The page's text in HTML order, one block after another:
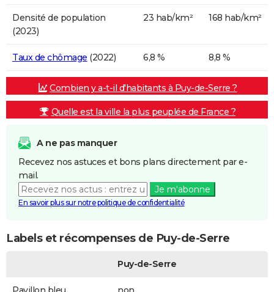
Densité de population
(2023)
23 hab/km² 168 hab/km²
Taux de chômage (2022) 6,8 % 8,8 %
Combien y a-t-il d'habitants à Puy-de-Serre ?
Quelle est la ville la plus peuplée de France ?
A ne pas manquer
Recevez nos astuces et bons plans directement par e-
mail.
Je m'abonne
En savoir plus sur notre politique de confidentialité
Labels et récompenses de Puy-de-Serre
Puy-de-Serre